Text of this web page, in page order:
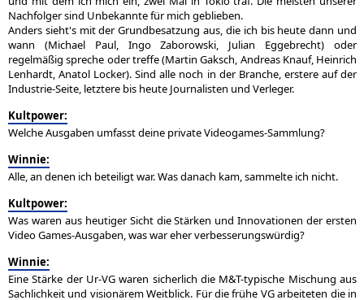
Nachfolger sind Unbekannte für mich geblieben.
Anders sieht's mit der Grundbesatzung aus, die ich bis heute dann und
wann (Michael Paul, Ingo Zaborowski, Julian Eggebrecht) oder
regelmäßig spreche oder treffe (Martin Gaksch, Andreas Knauf, Heinrich
Lenhardt, Anatol Locker). Sind alle noch in der Branche, erstere auf der
Industrie-Seite, letztere bis heute Journalisten und Verleger.
Kultpower:
Welche Ausgaben umfasst deine private Videogames-Sammlung?
Winnie:
Alle, an denen ich beteiligt war. Was danach kam, sammelte ich nicht.
Kultpower:
Was waren aus heutiger Sicht die Stärken und Innovationen der ersten
Video Games-Ausgaben, was war eher verbesserungswürdig?
Winnie:
Eine Stärke der Ur-VG waren sicherlich die M&T-typische Mischung aus
Sachlichkeit und visionärem Weitblick. Für die frühe VG arbeiteten die in